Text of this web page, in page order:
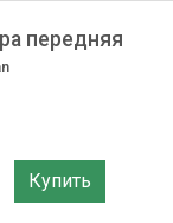
передняя
Купить